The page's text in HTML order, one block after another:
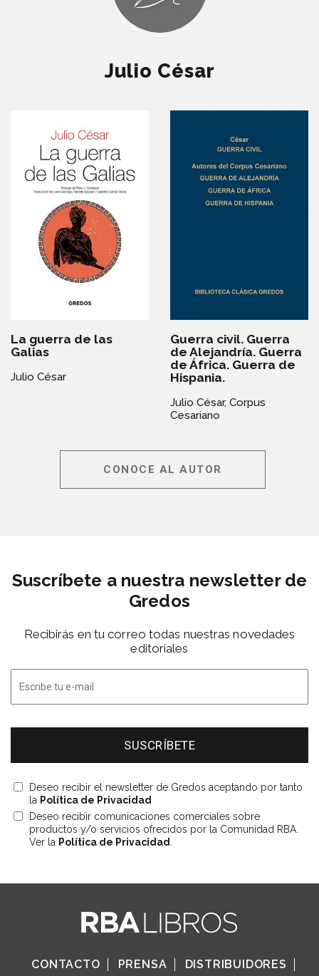
Julio César
La guerra de las
Galias
Julio César
Guerra civil. Guerra
de Alejandría. Guerra
de África. Guerra de
Hispania.
Julio César, Corpus
Cesariano
CONOCE AL AUTOR
Suscríbete a nuestra newsletter de
Gredos
Recibirás en tu correo todas nuestras novedades
editoriales
Deseo recibir el newsletter de Gredos aceptando por tanto
la Política de Privacidad
Deseo recibir comunicaciones comerciales sobre
productos y/o servicios ofrecidos por la Comunidad RBA.
Ver la Política de Privacidad.
CONTACTO PRENSA DISTRIBUIDORES